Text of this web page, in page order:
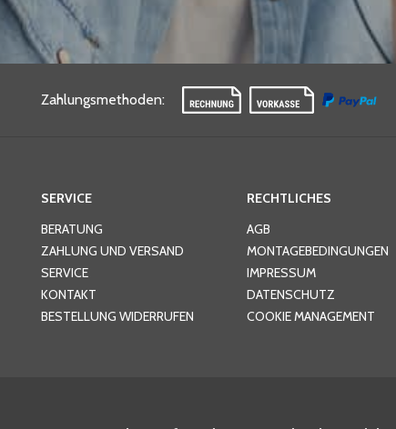
Zahlungsmethoden:
SERVICE
BERATUNG
ZAHLUNG UND VERSAND
SERVICE
KONTAKT
BESTELLUNG WIDERRUFEN
RECHTLICHES
AGB
MONTAGEBEDINGUNGEN
IMPRESSUM
DATENSCHUTZ
COOKIE MANAGEMENT